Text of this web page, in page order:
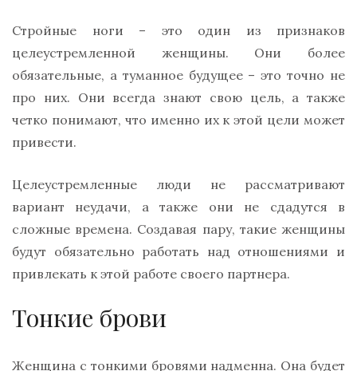
Стройные ноги – это один из признаков
целеустремленной женщины. Они более
обязательные, а туманное будущее – это точно не
про них. Они всегда знают свою цель, а также
четко понимают, что именно их к этой цели может
привести.
Целеустремленные люди не рассматривают
вариант неудачи, а также они не сдадутся в
сложные времена. Создавая пару, такие женщины
будут обязательно работать над отношениями и
привлекать к этой работе своего партнера.
Тонкие брови
Женщина с тонкими бровями надменна. Она будет